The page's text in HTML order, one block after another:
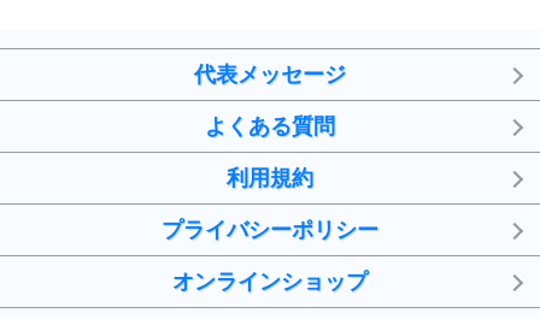
代表メッセージ
よくある質問
利用規約
プライバシーポリシー
オンラインショップ